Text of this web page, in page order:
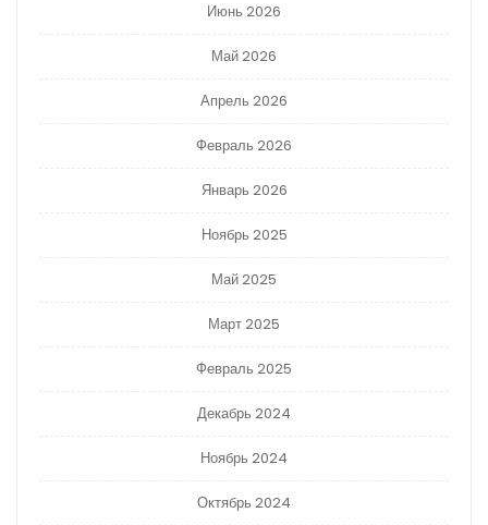
Июнь 2026
Май 2026
Апрель 2026
Февраль 2026
Январь 2026
Ноябрь 2025
Май 2025
Март 2025
Февраль 2025
Декабрь 2024
Ноябрь 2024
Октябрь 2024